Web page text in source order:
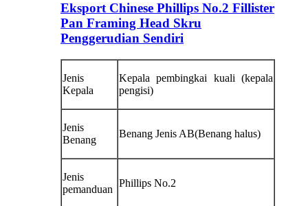
Eksport Chinese Phillips No.2 Fillister
Pan Framing Head Skru
Penggerudian Sendiri
Jenis
Kepala
Kepala pembingkai kuali (kepala
pengisi)
Jenis
Benang
Benang Jenis AB(Benang halus)
Jenis
pemanduan
Phillips No.2